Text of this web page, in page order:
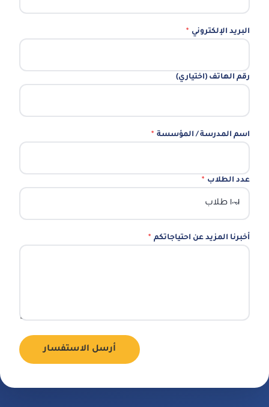
البريد الإلكتروني *
رقم الهاتف (اختياري)
اسم المدرسة / المؤسسة *
عدد الطلاب *
أخبرنا المزيد عن احتياجاتكم *
أرسل الاستفسار